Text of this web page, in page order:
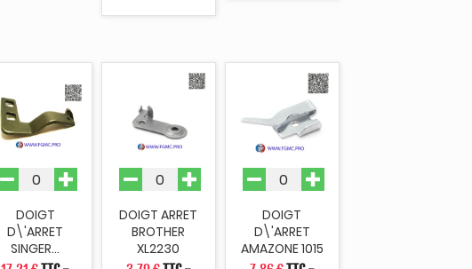
DOIGT
D\'ARRET
SINGER...
DOIGT ARRET
BROTHER
XL2230
DOIGT
D\'ARRET
AMAZONE 1015